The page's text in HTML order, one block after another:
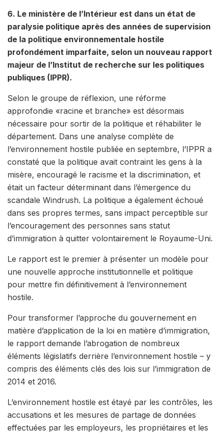
6. Le ministère de l’Intérieur est dans un état de
paralysie politique après des années de supervision
de la politique environnementale hostile
profondément imparfaite, selon un nouveau rapport
majeur de l’Institut de recherche sur les politiques
publiques (IPPR).
Selon le groupe de réflexion, une réforme
approfondie «racine et branche» est désormais
nécessaire pour sortir de la politique et réhabiliter le
département. Dans une analyse complète de
l’environnement hostile publiée en septembre, l’IPPR a
constaté que la politique avait contraint les gens à la
misère, encouragé le racisme et la discrimination, et
était un facteur déterminant dans l’émergence du
scandale Windrush. La politique a également échoué
dans ses propres termes, sans impact perceptible sur
l’encouragement des personnes sans statut
d’immigration à quitter volontairement le Royaume-Uni.
Le rapport est le premier à présenter un modèle pour
une nouvelle approche institutionnelle et politique
pour mettre fin définitivement à l’environnement
hostile.
Pour transformer l’approche du gouvernement en
matière d’application de la loi en matière d’immigration,
le rapport demande l’abrogation de nombreux
éléments législatifs derrière l’environnement hostile – y
compris des éléments clés des lois sur l’immigration de
2014 et 2016.
L’environnement hostile est étayé par les contrôles, les
accusations et les mesures de partage de données
effectuées par les employeurs, les propriétaires et les